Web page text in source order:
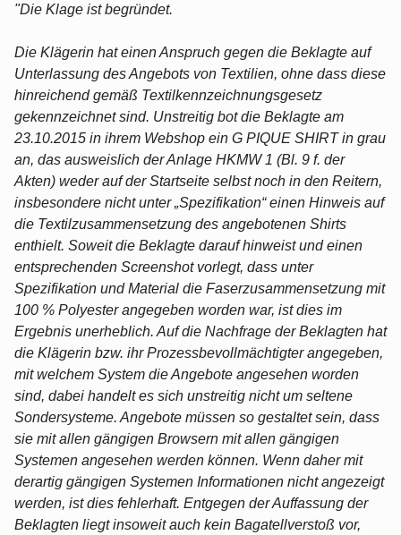
"Die Klage ist begründet.
Die Klägerin hat einen Anspruch gegen die Beklagte auf
Unterlassung des Angebots von Textilien, ohne dass diese
hinreichend gemäß Textilkennzeichnungsgesetz
gekennzeichnet sind. Unstreitig bot die Beklagte am
23.10.2015 in ihrem Webshop ein G PIQUE SHIRT in grau
an, das ausweislich der Anlage HKMW 1 (Bl. 9 f. der
Akten) weder auf der Startseite selbst noch in den Reitern,
insbesondere nicht unter „Spezifikation“ einen Hinweis auf
die Textilzusammensetzung des angebotenen Shirts
enthielt. Soweit die Beklagte darauf hinweist und einen
entsprechenden Screenshot vorlegt, dass unter
Spezifikation und Material die Faserzusammensetzung mit
100 % Polyester angegeben worden war, ist dies im
Ergebnis unerheblich. Auf die Nachfrage der Beklagten hat
die Klägerin bzw. ihr Prozessbevollmächtigter angegeben,
mit welchem System die Angebote angesehen worden
sind, dabei handelt es sich unstreitig nicht um seltene
Sondersysteme. Angebote müssen so gestaltet sein, dass
sie mit allen gängigen Browsern mit allen gängigen
Systemen angesehen werden können. Wenn daher mit
derartig gängigen Systemen Informationen nicht angezeigt
werden, ist dies fehlerhaft. Entgegen der Auffassung der
Beklagten liegt insoweit auch kein Bagatellverstoß vor,